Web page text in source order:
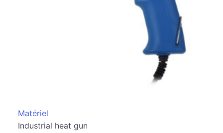
Matériel
Industrial heat gun